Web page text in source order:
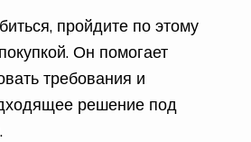
пройдите по этому
Он помогает
требования и
решение под